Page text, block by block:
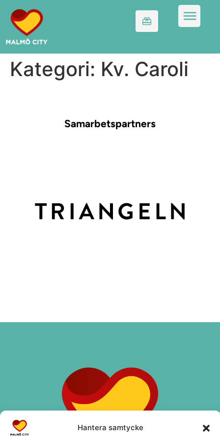
Hantera samtycke
Kategori: Kv. Caroli
Samarbetspartners